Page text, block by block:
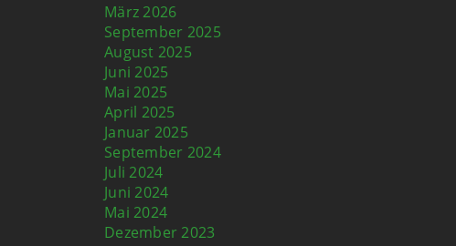
März 2026
September 2025
August 2025
Juni 2025
Mai 2025
April 2025
Januar 2025
September 2024
Juli 2024
Juni 2024
Mai 2024
Dezember 2023